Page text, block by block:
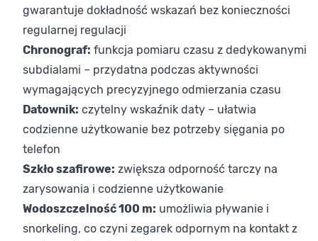
gwarantuje dokładność wskazań bez konieczności
regularnej regulacji
Chronograf: funkcja pomiaru czasu z dedykowanymi
subdialami – przydatna podczas aktywności
wymagających precyzyjnego odmierzania czasu
Datownik: czytelny wskaźnik daty – ułatwia
codzienne użytkowanie bez potrzeby sięgania po
telefon
Szkło szafirowe: zwiększa odporność tarczy na
zarysowania i codzienne użytkowanie
Wodoszczelność 100 m: umożliwia pływanie i
snorkeling, co czyni zegarek odpornym na kontakt z